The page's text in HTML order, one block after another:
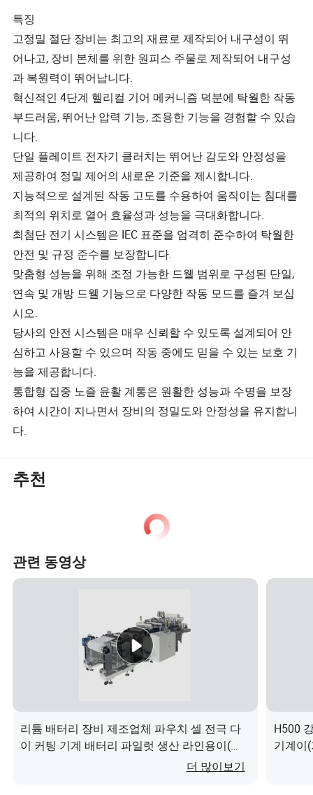
특징
고정밀 절단 장비는 최고의 재료로 제작되어 내구성이 뛰
어나고, 장비 본체를 위한 원피스 주물로 제작되어 내구성
과 복원력이 뛰어납니다.
혁신적인 4단계 헬리컬 기어 메커니즘 덕분에 탁월한 작동
부드러움, 뛰어난 압력 기능, 조용한 기능을 경험할 수 있습
니다.
단일 플레이트 전자기 클러치는 뛰어난 감도와 안정성을
제공하여 정밀 제어의 새로운 기준을 제시합니다.
지능적으로 설계된 작동 고도를 수용하여 움직이는 침대를
최적의 위치로 열어 효율성과 성능을 극대화합니다.
최첨단 전기 시스템은 IEC 표준을 엄격히 준수하여 탁월한
안전 및 규정 준수를 보장합니다.
맞춤형 성능을 위해 조정 가능한 드웰 범위로 구성된 단일,
연속 및 개방 드웰 기능으로 다양한 작동 모드를 즐겨 보십
시오.
당사의 안전 시스템은 매우 신뢰할 수 있도록 설계되어 안
심하고 사용할 수 있으며 작동 중에도 믿을 수 있는 보호 기
능을 제공합니다.
통합형 집중 노즐 윤활 계통은 원활한 성능과 수명을 보장
하여 시간이 지나면서 장비의 정밀도와 안정성을 유지합니
다.
추천
관련 동영상
리튬 배터리 장비 제조업체 파우치 셀 전극 다
이 커팅 기계 배터리 파일럿 생산 라인용이(가)
더 많이보기
H500
기계이